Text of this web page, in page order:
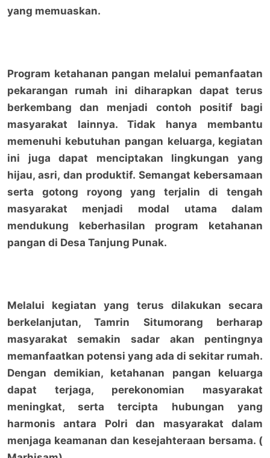
yang memuaskan.
Program ketahanan pangan melalui pemanfaatan
pekarangan rumah ini diharapkan dapat terus
berkembang dan menjadi contoh positif bagi
masyarakat lainnya. Tidak hanya membantu
memenuhi kebutuhan pangan keluarga, kegiatan
ini juga dapat menciptakan lingkungan yang
hijau, asri, dan produktif. Semangat kebersamaan
serta gotong royong yang terjalin di tengah
masyarakat menjadi modal utama dalam
mendukung keberhasilan program ketahanan
pangan di Desa Tanjung Punak.
Melalui kegiatan yang terus dilakukan secara
berkelanjutan, Tamrin Situmorang berharap
masyarakat semakin sadar akan pentingnya
memanfaatkan potensi yang ada di sekitar rumah.
Dengan demikian, ketahanan pangan keluarga
dapat terjaga, perekonomian masyarakat
meningkat, serta tercipta hubungan yang
harmonis antara Polri dan masyarakat dalam
menjaga keamanan dan kesejahteraan bersama. (